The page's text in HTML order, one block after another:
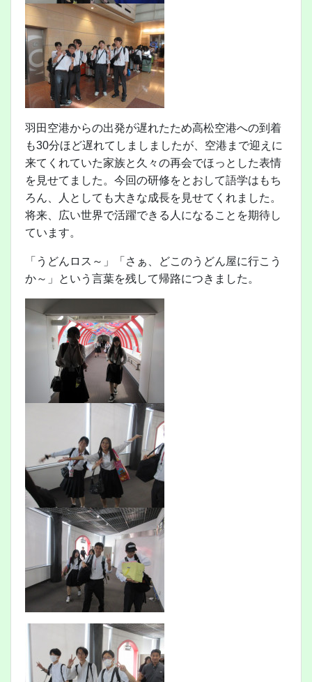
羽田空港からの出発が遅れたため高松空港への到着
も30分ほど遅れてしましましたが、空港まで迎えに
来てくれていた家族と久々の再会でほっとした表情
を見せてました。今回の研修をとおして語学はもち
ろん、人としても大きな成長を見せてくれました。
将来、広い世界で活躍できる人になることを期待し
ています。
「うどんロス～」「さぁ、どこのうどん屋に行こう
か～」という言葉を残して帰路につきました。